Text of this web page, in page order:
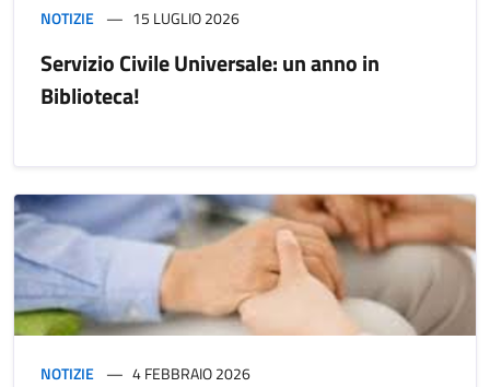
NOTIZIE 15 LUGLIO 2026
Servizio Civile Universale: un anno in
Biblioteca!
NOTIZIE 4 FEBBRAIO 2026